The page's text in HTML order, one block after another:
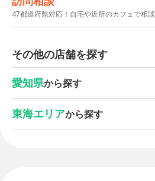
47都道府県対応！自宅や近所のカフェで相談
その他の店舗を探す
愛知県から探す
東海エリアから探す